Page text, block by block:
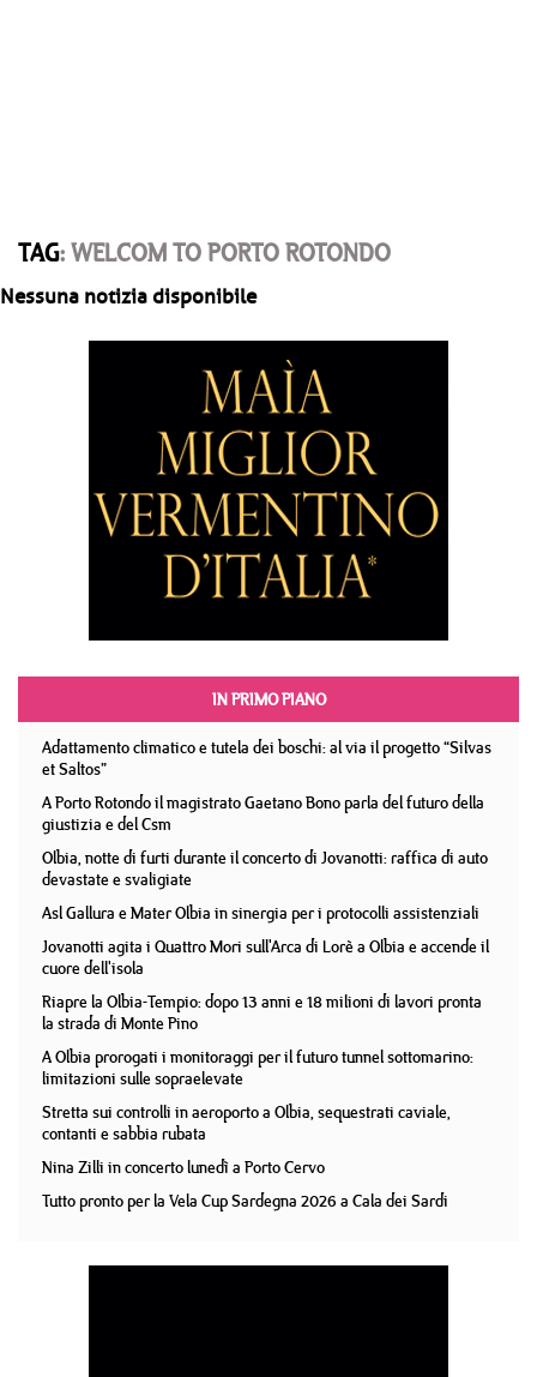
TAG: WELCOM TO PORTO ROTONDO
Nessuna notizia disponibile
IN PRIMO PIANO
Adattamento climatico e tutela dei boschi: al via il progetto “Silvas
et Saltos”
A Porto Rotondo il magistrato Gaetano Bono parla del futuro della
giustizia e del Csm
Olbia, notte di furti durante il concerto di Jovanotti: raffica di auto
devastate e svaligiate
Asl Gallura e Mater Olbia in sinergia per i protocolli assistenziali
Jovanotti agita i Quattro Mori sull'Arca di Lorè a Olbia e accende il
cuore dell'isola
Riapre la Olbia-Tempio: dopo 13 anni e 18 milioni di lavori pronta
la strada di Monte Pino
A Olbia prorogati i monitoraggi per il futuro tunnel sottomarino:
limitazioni sulle sopraelevate
Stretta sui controlli in aeroporto a Olbia, sequestrati caviale,
contanti e sabbia rubata
Nina Zilli in concerto lunedì a Porto Cervo
Tutto pronto per la Vela Cup Sardegna 2026 a Cala dei Sardi